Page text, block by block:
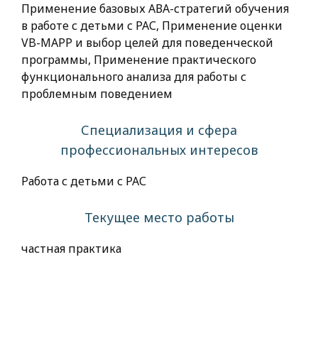
Применение базовых АВА-стратегий обучения
в работе с детьми с РАС, Применение оценки
VB-MAPP и выбор целей для поведенческой
программы, Применение практического
функционального анализа для работы с
проблемным поведением
Специализация и сфера
профессиональных интересов
Работа с детьми с РАС
Текущее место работы
частная практика